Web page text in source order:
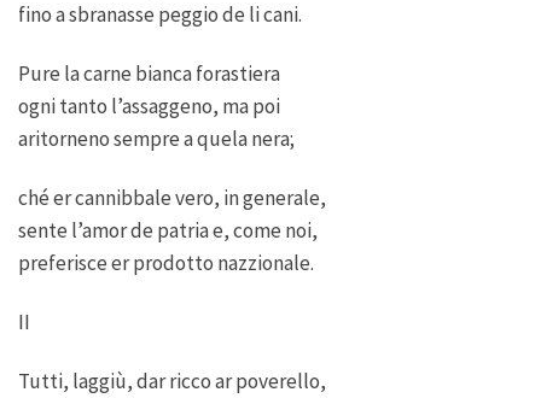
fino a sbranasse peggio de li cani.
Pure la carne bianca forastiera
ogni tanto l’assaggeno, ma poi
aritorneno sempre a quela nera;
ché er cannibbale vero, in generale,
sente l’amor de patria e, come noi,
preferisce er prodotto nazzionale.
II
Tutti, laggiù, dar ricco ar poverello,